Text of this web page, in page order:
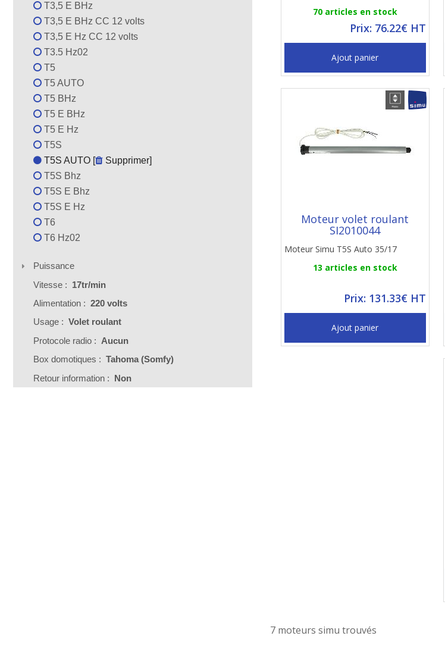
T3,5 E BHz
T3,5 E BHz CC 12 volts
T3,5 E Hz CC 12 volts
T3.5 Hz02
T5
T5 AUTO
T5 BHz
T5 E BHz
T5 E Hz
T5S
T5S AUTO [
Supprimer]
T5S Bhz
T5S E Bhz
T5S E Hz
T6
T6 Hz02
Puissance
Vitesse : 17tr/min
Alimentation : 220 volts
Usage : Volet roulant
Protocole radio : Aucun
Box domotiques : Tahoma (Somfy)
Retour information : Non
70 articles en stock
Prix: 76.22€ HT
Ajout panier
Moteur volet roulant
SI2010044
Moteur Simu T5S Auto 35/17
13 articles en stock
Prix: 131.33€ HT
Ajout panier
7 moteurs simu trouvés